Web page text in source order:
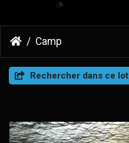
Camp
Rechercher dans ce lot